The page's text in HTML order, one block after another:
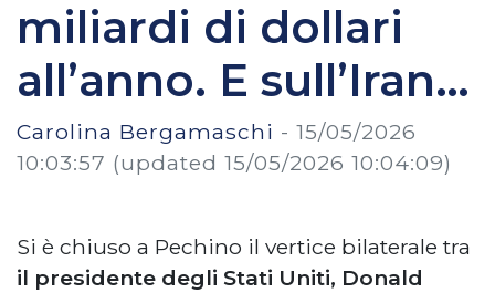
miliardi di dollari
all’anno. E sull’Iran…
Carolina Bergamaschi - 15/05/2026
10:03:57 (updated 15/05/2026 10:04:09)
Si è chiuso a Pechino il vertice bilaterale tra
il presidente degli Stati Uniti, Donald